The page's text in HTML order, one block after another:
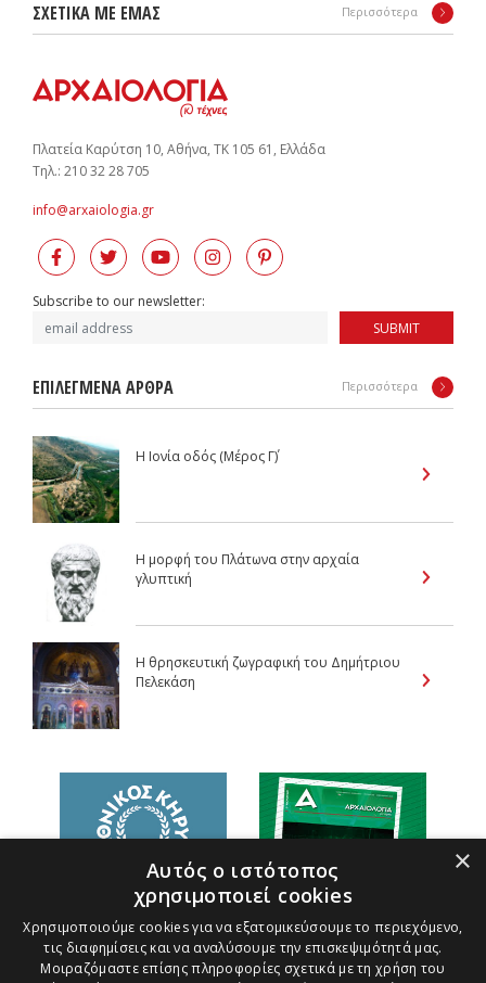
ΣΧΕΤΙΚΑ ΜΕ ΕΜΑΣ Περισσότερα
Πλατεία Καρύτση 10, Αθήνα, ΤΚ 105 61, Ελλάδα
Tηλ.: 210 32 28 705
info@arxaiologia.gr
Subscribe to our newsletter:
SUBMIT
ΕΠΙΛΕΓΜΕΝΑ ΑΡΘΡΑ Περισσότερα
Η Ιονία οδός (Μέρος Γ΄)
Η μορφή του Πλάτωνα στην αρχαία
γλυπτική
Η θρησκευτική ζωγραφική του Δημήτριου
Πελεκάση
×
Αυτός ο ιστότοπος
χρησιμοποιεί cookies
Χρησιμοποιούμε cookies για να εξατομικεύσουμε το περιεχόμενο,
τις διαφημίσεις και να αναλύσουμε την επισκεψιμότητά μας.
Μοιραζόμαστε επίσης πληροφορίες σχετικά με τη χρήση του